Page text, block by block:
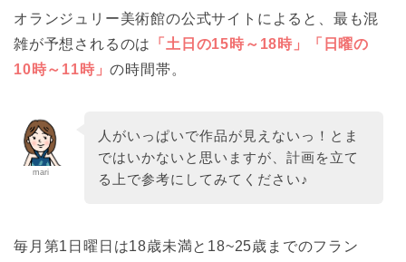
オランジュリー美術館の公式サイトによると、最も混
雑が予想されるのは
「土日の15時～18時」「日曜の
10時～11時」の時間帯。
mari
人がいっぱいで作品が見えないっ！とま
ではいかないと思いますが、計画を立て
る上で参考にしてみてください♪
毎月第1日曜日は18歳未満と18~25歳までのフラン